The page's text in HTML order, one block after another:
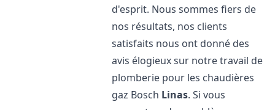
d'esprit. Nous sommes fiers de
nos résultats, nos clients
satisfaits nous ont donné des
avis élogieux sur notre travail de
plomberie pour les chaudières
gaz Bosch Linas. Si vous